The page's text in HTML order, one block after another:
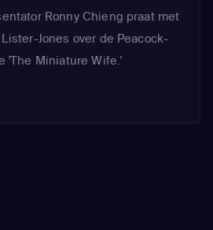
Ronny Chieng praat met
Jones over de Peacock-
'The Miniature Wife.'